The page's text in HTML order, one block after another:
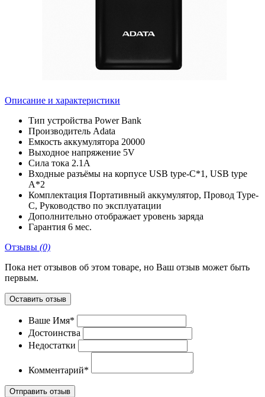
Описание и характеристики
Тип устройства Power Bank
Производитель Adata
Емкость аккумулятора 20000
Выходное напряжение 5V
Сила тока 2.1А
Входные разъёмы на корпусе USB type-C*1, USB type
A*2
Комплектация Портативный аккумулятор, Провод Type-
C, Руководство по эксплуатации
Дополнительно отображает уровень заряда
Гарантия 6 мес.
Отзывы (0)
Пока нет отзывов об этом товаре, но Ваш отзыв может быть
первым.
Оставить отзыв
Ваше Имя*
Достоинства
Недостатки
Комментарий*
Отправить отзыв